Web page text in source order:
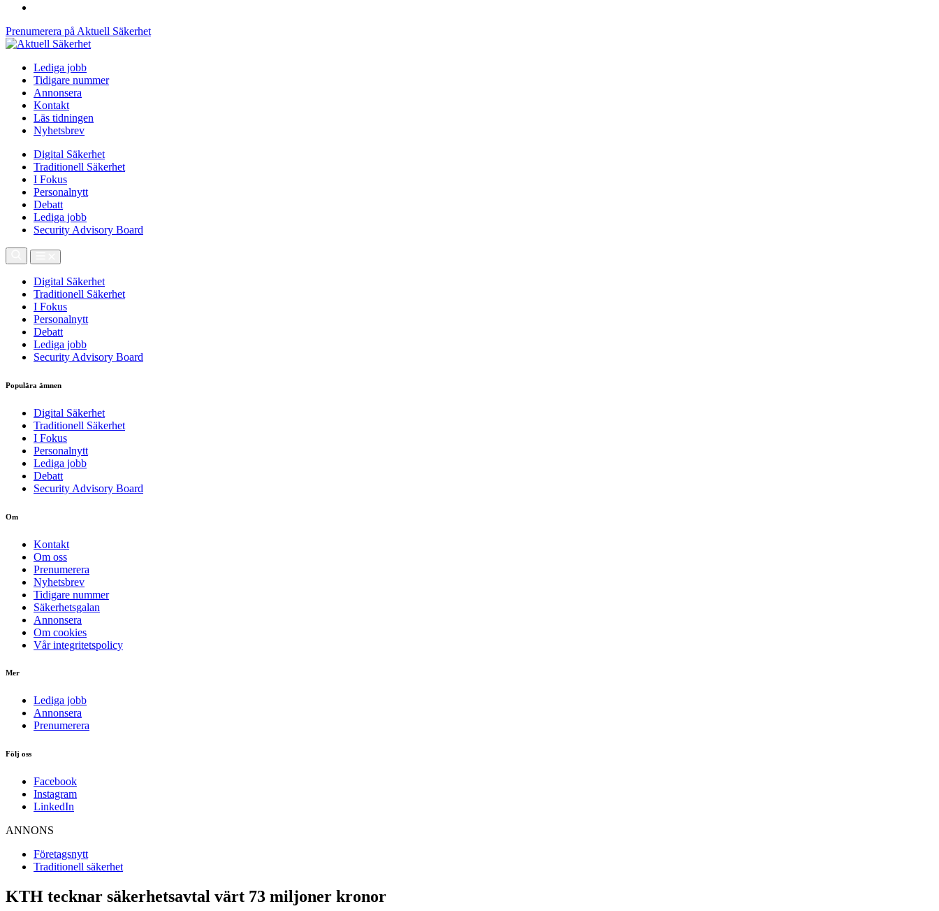
Prenumerera på Aktuell Säkerhet
Lediga jobb
Tidigare nummer
Annonsera
Kontakt
Läs tidningen
Nyhetsbrev
Digital Säkerhet
Traditionell Säkerhet
I Fokus
Personalnytt
Debatt
Lediga jobb
Security Advisory Board
Digital Säkerhet
Traditionell Säkerhet
I Fokus
Personalnytt
Debatt
Lediga jobb
Security Advisory Board
Populära ämnen
Digital Säkerhet
Traditionell Säkerhet
I Fokus
Personalnytt
Lediga jobb
Debatt
Security Advisory Board
Om
Kontakt
Om oss
Prenumerera
Nyhetsbrev
Tidigare nummer
Säkerhetsgalan
Annonsera
Om cookies
Vår integritetspolicy
Mer
Lediga jobb
Annonsera
Prenumerera
Följ oss
Facebook
Instagram
LinkedIn
ANNONS
Företagsnytt
Traditionell säkerhet
KTH tecknar säkerhetsavtal värt 73 miljoner kronor